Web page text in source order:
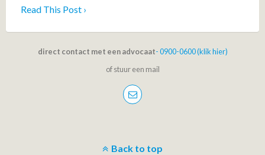
Read This Post ›
direct contact met een advocaat- 0900-0600 (klik hier)
of stuur een mail
Back to top